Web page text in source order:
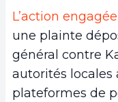
L’action
une plainte
général contre
autorités locales
plateformes de